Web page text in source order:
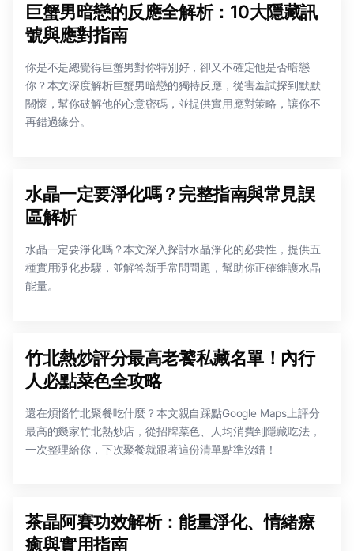
巨蟹男暗戀的反應全解析：10大隱藏訊
號與應對指南
你是不是總覺得巨蟹男對你特別好，卻又不確定他是否暗戀
你？本文深度解析巨蟹男暗戀的獨特反應，從害羞試探到默默
關懷，幫你破解他的心意密碼，並提供實用應對策略，讓你不
再錯過緣分。
水晶一定要淨化嗎？完整指南與常見誤
區解析
水晶一定要淨化嗎？本文深入探討水晶淨化的必要性，提供五
種實用淨化步驟，並解答新手常問問題，幫助你正確維護水晶
能量。
竹北熱炒評分最高老饕私藏名單！內行
人必點菜色全攻略
還在煩惱竹北聚餐吃什麼？本文親自踩點Google Maps上評分
最高的幾家竹北熱炒店，從招牌菜色、人均消費到隱藏吃法，
一次整理給你，下次聚餐就跟著這份清單點準沒錯！
茶晶阿賽功效解析：能量淨化、情緒療
癒與實用指南